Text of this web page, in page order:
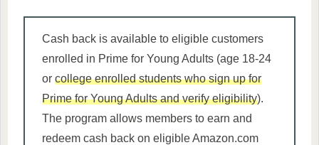
Cash back is available to eligible customers
enrolled in Prime for Young Adults (age 18-24
or college enrolled students who sign up for
Prime for Young Adults and verify eligibility).
The program allows members to earn and
redeem cash back on eligible Amazon.com